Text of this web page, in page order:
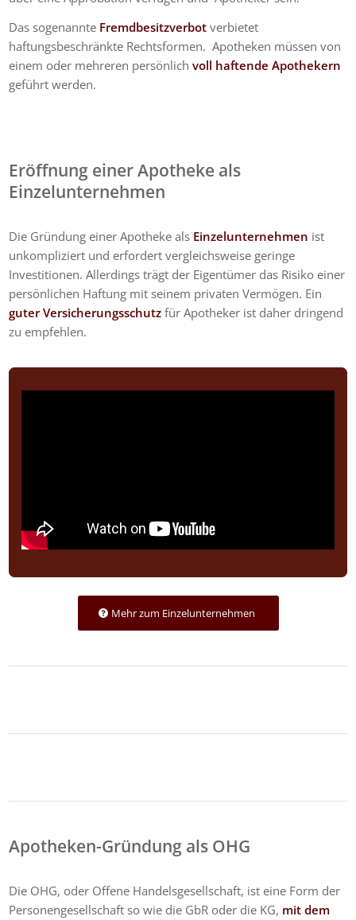
Das sogenannte Fremdbesitzverbot verbietet
haftungsbeschränkte Rechtsformen. Apotheken müssen von
einem oder mehreren persönlichvoll haftende Apothekern
geführt werden.
Eröffnung einer Apotheke als
Einzelunternehmen
Die Gründung einer Apotheke als Einzelunternehmen ist
unkompliziert und erfordert vergleichsweise geringe
Investitionen. Allerdings trägt der Eigentümer das Risiko einer
persönlichen Haftung mit seinem privaten Vermögen. Ein
guter Versicherungsschutz für Apotheker ist daher dringend
zu empfehlen.
Mehr zum Einzelunternehmen
Apotheken-Gründung als OHG
Die OHG, oder Offene Handelsgesellschaft, ist eine Form der
Personengesellschaft so wie die GbR oder die KG, mit dem